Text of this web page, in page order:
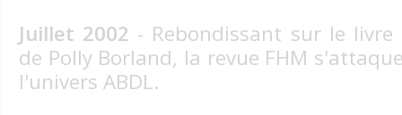
Juillet 2002 - Rebondissant sur le
de Polly Borland, la revue FHM
l'univers ABDL.